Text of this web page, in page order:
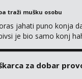
traži mušku osobu
jahati puno konja
je bio samo konj
za dobar